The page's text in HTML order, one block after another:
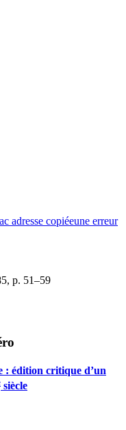
adresse copiéeune erreur
, p. 51–59
: édition critique d’un
siècle